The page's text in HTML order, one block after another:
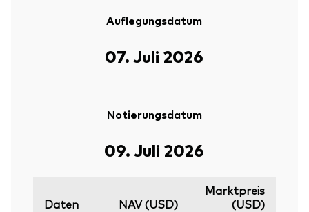
Auflegungsdatum
07. Juli 2026
Notierungsdatum
09. Juli 2026
Daten NAV (USD)
Marktpreis
(USD)